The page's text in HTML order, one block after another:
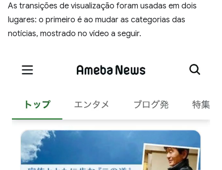
As transições de visualização foram usadas em dois
lugares: o primeiro é ao mudar as categorias das
notícias, mostrado no vídeo a seguir.